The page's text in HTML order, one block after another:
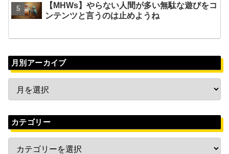
【MHWs】やらない人間が多い無駄な遊びをコ
ンテンツと言うのは止めようね
月別アーカイブ
カテゴリー